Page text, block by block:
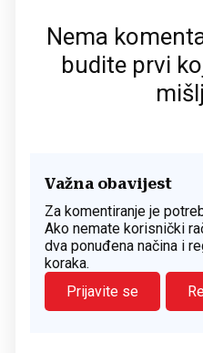
Nema
budite prvi
Važna obavijest
Za komentiranje je
Ako nemate korisnički
dva ponuđena načina i
koraka.
Prijavite se